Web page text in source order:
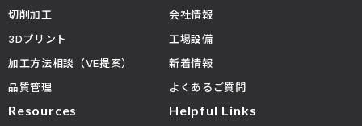
切削加工
3Dプリント
加工方法相談（VE提案）
品質管理
会社情報
工場設備
新着情報
よくあるご質問
Resources Helpful Links